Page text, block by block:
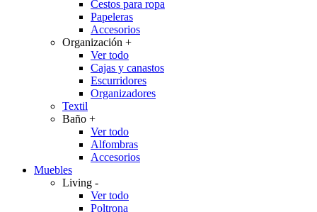
Cestos para ropa
Papeleras
Accesorios
Organización +
Ver todo
Cajas y canastos
Escurridores
Organizadores
Textil
Baño +
Ver todo
Alfombras
Accesorios
Muebles
Living -
Ver todo
Poltrona